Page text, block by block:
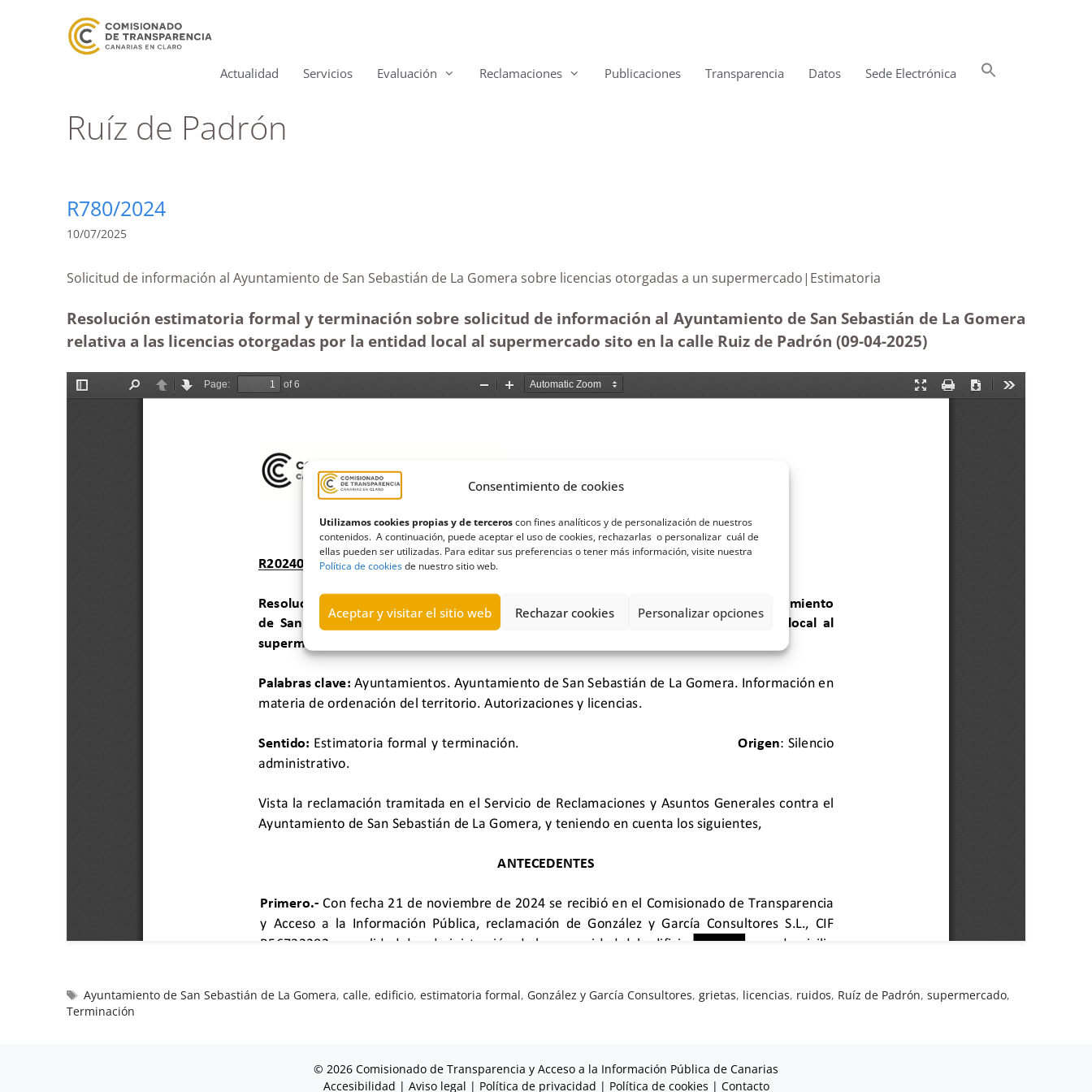
Consentimiento de cookies
Utilizamos cookies propias y de terceroscon fines analíticos y de personalización de nuestros
contenidos. A continuación, puede aceptar el uso de cookies, rechazarlas o personalizar cuál de
ellas pueden ser utilizadas. Para editar sus preferencias o tener más información, visite nuestra
Política de cookiesde nuestro sitio web.
Aceptar y visitar el sitio web Rechazar cookies Personalizar opciones
Actualidad Servicios Evaluación Reclamaciones Publicaciones Transparencia Datos Sede Electrónica
Ruíz de Padrón
R780/2024
10/07/2025
Solicitud de información al Ayuntamiento de San Sebastián de La Gomera sobre licencias otorgadas a un supermercado|Estimatoria
Resolución estimatoria formal y terminación sobre solicitud de información al Ayuntamiento de San Sebastián de La Gomera
relativa a las licencias otorgadas por la entidad local al supermercado sito en la calle Ruiz de Padrón (09-04-2025)
Ayuntamiento de San Sebastián de La Gomera,calle,edificio,estimatoria formal, González y García Consultores,grietas, licencias, ruidos, Ruíz de Padrón,supermercado,
Terminación
© 2026 Comisionado de Transparencia y Acceso a la Información Pública de Canarias
Accesibilidad | Aviso legal | Política de privacidad | Política de cookies | Contacto